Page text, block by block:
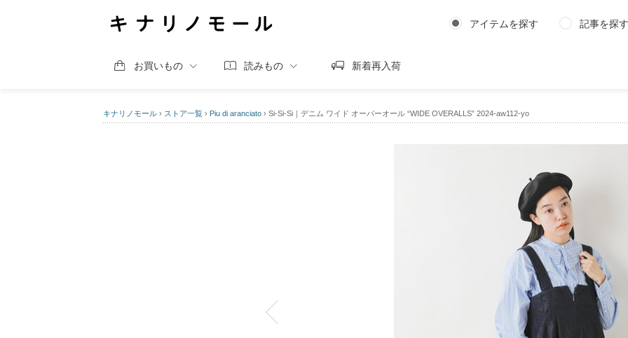
アイテムを探す 記事を探す
お買いもの 読みもの 新着再入荷
キナリノモール › ストア一覧 › Piu di aranciato › Si-Si-Si｜デニム ワイド オーバーオール “WIDE OVERALLS” 2024-aw112-yo